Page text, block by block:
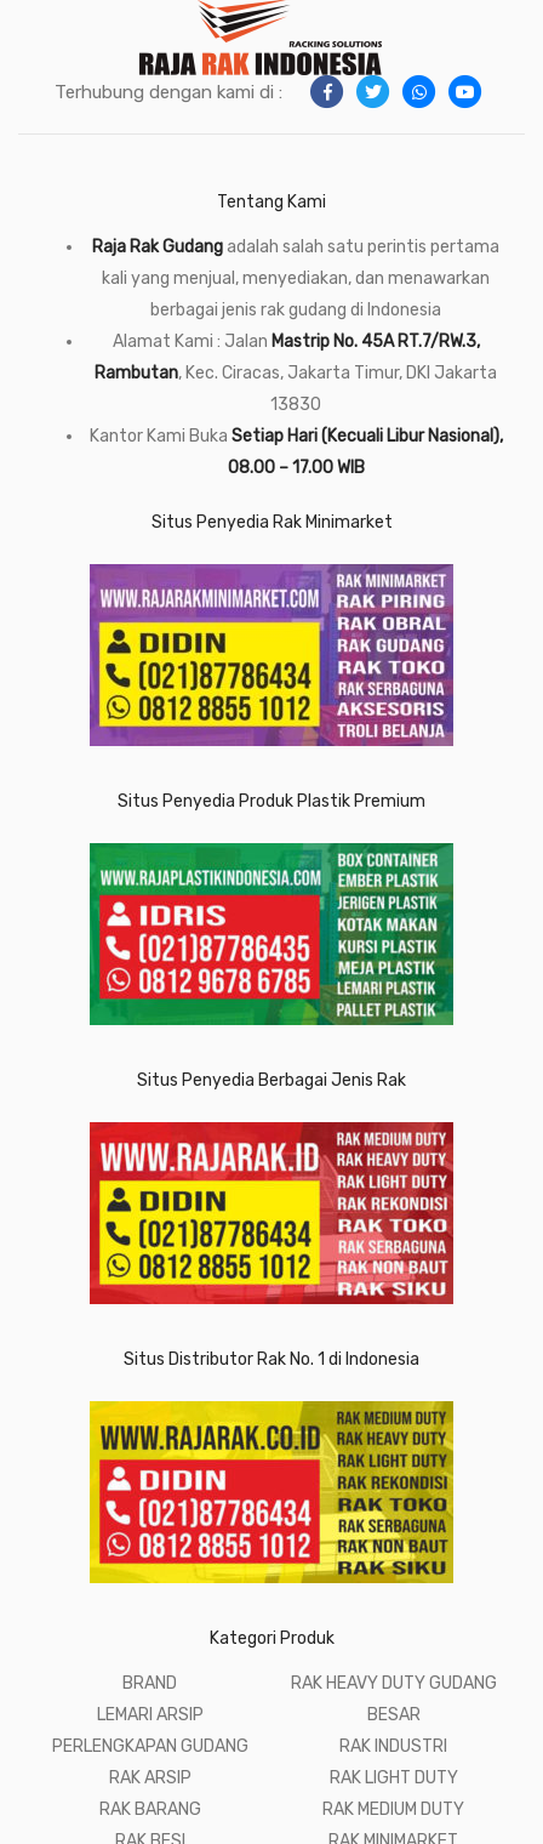
Terhubung dengan kami di :
Tentang Kami
Raja Rak Gudangadalah salah satu perintis pertama
kali yang menjual, menyediakan, dan menawarkan
berbagai jenis rak gudang di Indonesia
Alamat Kami : Jalan Mastrip No. 45A RT.7/RW.3,
Rambutan, Kec. Ciracas, Jakarta Timur, DKI Jakarta
13830
Kantor Kami Buka Setiap Hari (Kecuali Libur Nasional),
08.00 – 17.00 WIB
Situs Penyedia Rak Minimarket
Situs Penyedia Produk Plastik Premium
Situs Penyedia Berbagai Jenis Rak
Situs Distributor Rak No. 1 di Indonesia
Kategori Produk
BRAND
LEMARI ARSIP
PERLENGKAPAN GUDANG
RAK ARSIP
RAK BARANG
RAK HEAVY DUTY GUDANG
BESAR
RAK INDUSTRI
RAK LIGHT DUTY
RAK MEDIUM DUTY